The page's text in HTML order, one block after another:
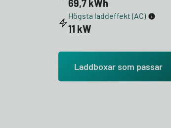
69,7 kWh
Högsta laddeffekt (AC)
11 kW
Laddboxar som passar